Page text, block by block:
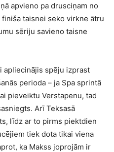
apvieno pa drusciņam no
taisnei seko virkne ātru
sēriju savieno taisne
apliecinājis spēju izprast
perioda – ja Spa sprintā
pieveiktu Verstapenu, tad
Arī Teksasā
līdz ar to pirms piektdien
tiek dota tikai viena
ka Makss joprojām ir